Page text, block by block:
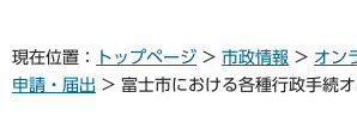
現在位置： トップページ > 市政情報 > オン
申請・届出 > 富士市における各種行政手続